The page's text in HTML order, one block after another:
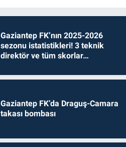
Gaziantep FK’nın 2025-2026
sezonu istatistikleri! 3 teknik
direktör ve tüm skorlar…
Gaziantep FK’da Draguş-Camara
takası bombası